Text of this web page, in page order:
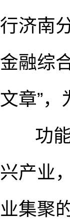
行济南
金融综
文章”
功能
兴产业
业集聚